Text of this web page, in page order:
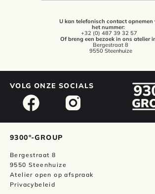
U kan telefonisch contact opnemen
het nummer:
+32 (0) 487 39 32 57
Of breng een bezoek in ons atelier
Bergestraat 8
9550 Steenhuize
VOLG ONZE SOCIALS
9300°-GROUP
Bergestraat 8
9550 Steenhuize
Atelier open op afspraak
Privacybeleid